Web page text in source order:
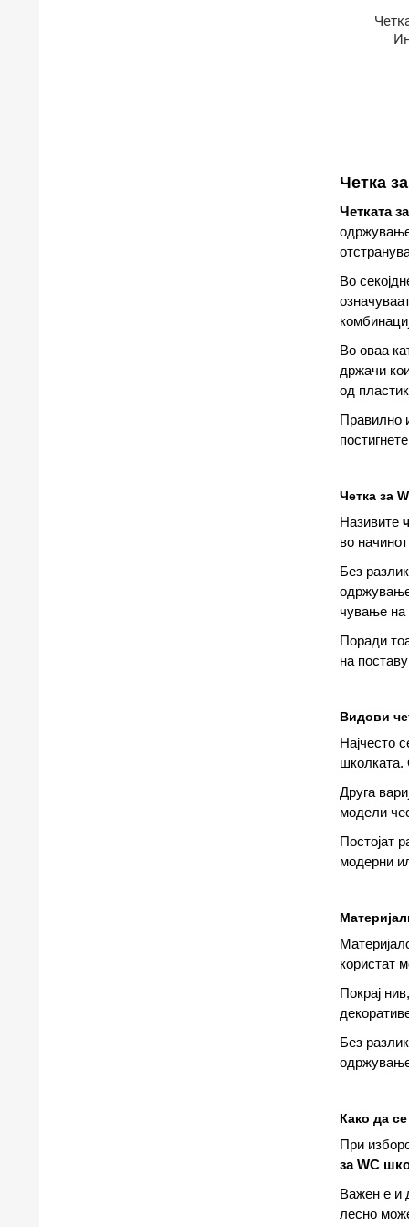
Четка
Четката
Во
Во оваа
држачи
од
Правилно
Четка за
Називите
во
Без
чување на
Поради
на
Видови
Најчесто
школката.
Друга
модели
Постојат
модерни
користат
Покрај
Без
Како да
При
за WC
Важен е и
лесно